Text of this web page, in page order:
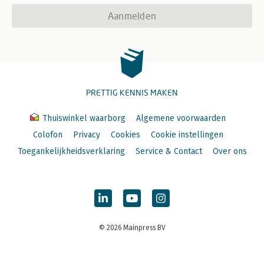
Aanmelden
PRETTIG KENNIS MAKEN
Thuiswinkel waarborg
Algemene voorwaarden
Colofon
Privacy Cookies
Cookie instellingen
Toegankelijkheidsverklaring
Service & Contact Over ons
© 2026 Mainpress BV